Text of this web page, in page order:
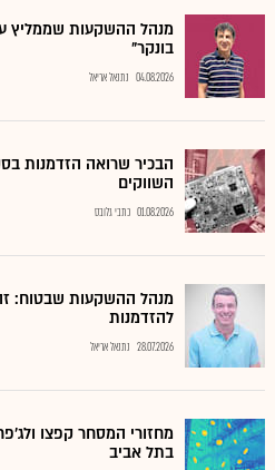
מנהל ההשקעות שממליץ
בונקר"
04.08.2026 נתנאל אריאל
הבכיר שרואה הזדמנות
השווקים
01.08.2026 כתבי גלובס
מנהל ההשקעות שבטוח:
להזדמנות
28.07.2026 נתנאל אריאל
מחזורי המסחר קפצו
בתל אביב